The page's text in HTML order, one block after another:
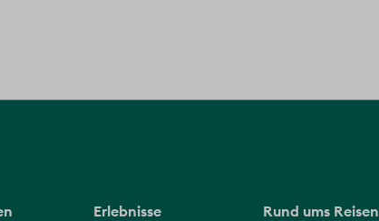
Erlebnisse Rund ums Reisen